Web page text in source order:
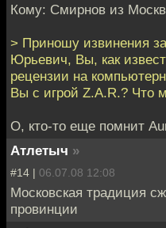
Кому: Смирнов из
> Приношу извинения
Юрьевич, Вы, как
рецензии на
Вы с игрой Z.A.R.? Что
О, кто-то еще помнит
Атлетыч »
#14 | 06.07.08 12:08
Московская традиция
провинции